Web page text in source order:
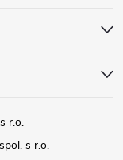
r.o.
s r.o.